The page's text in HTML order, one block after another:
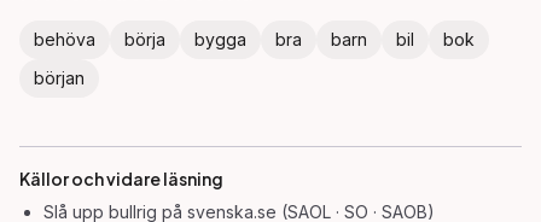
behöva börja bygga bra barn bil
bok
början
Källor och vidare läsning
Slå upp bullrig på svenska.se (SAOL · SO · SAOB)